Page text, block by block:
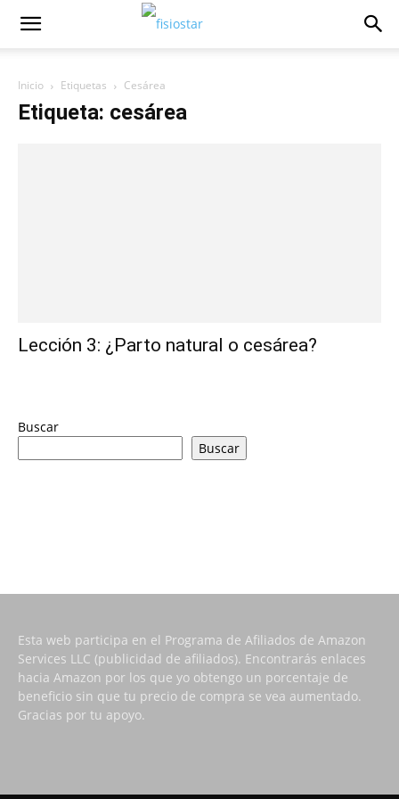
Inicio Etiquetas Cesárea
Etiqueta: cesárea
Lección 3: ¿Parto natural o cesárea?
Buscar
Buscar
Esta web participa en el Programa de Afiliados de Amazon
Services LLC (publicidad de afiliados). Encontrarás enlaces
hacia Amazon por los que yo obtengo un porcentaje de
beneficio sin que tu precio de compra se vea aumentado.
Gracias por tu apoyo.